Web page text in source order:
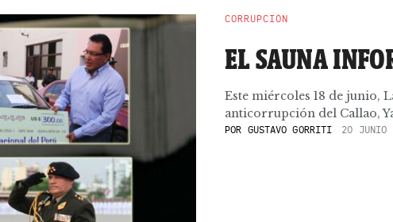
CORRUPCIÓN
EL SAUNA
Este miércoles 18 de junio,
anticorrupción del Callao,
POR GUSTAVO GORRITI 20 JUNIO